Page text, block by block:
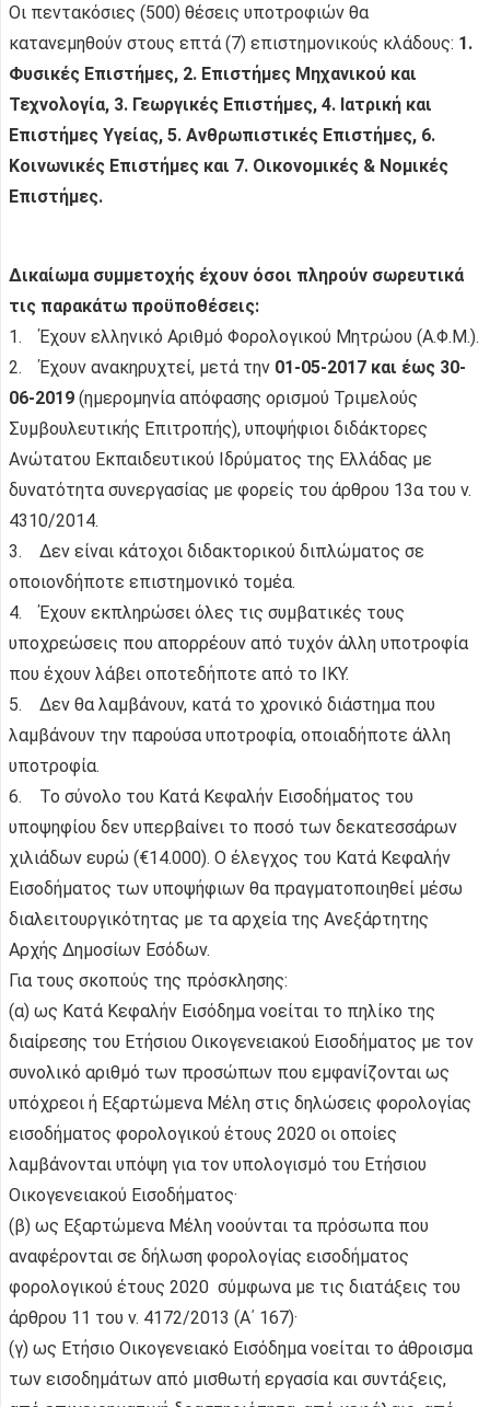
Οι πεντακόσιες (500) θέσεις υποτροφιών θα
κατανεμηθούν στους επτά (7) επιστημονικούς κλάδους: 1.
Φυσικές Επιστήμες, 2. Επιστήμες Μηχανικού και
Τεχνολογία, 3. Γεωργικές Επιστήμες, 4. Ιατρική και
Επιστήμες Υγείας, 5. Ανθρωπιστικές Επιστήμες, 6.
Κοινωνικές Επιστήμες και 7. Οικονομικές & Νομικές
Επιστήμες.
Δικαίωμα συμμετοχής έχουν όσοι πληρούν σωρευτικά
τις παρακάτω προϋποθέσεις:
1. Έχουν ελληνικό Αριθμό Φορολογικού Μητρώου (Α.Φ.Μ.).
2. Έχουν ανακηρυχτεί, μετά την 01-05-2017 και έως 30-
06-2019 (ημερομηνία απόφασης ορισμού Τριμελούς
Συμβουλευτικής Επιτροπής), υποψήφιοι διδάκτορες
Ανώτατου Εκπαιδευτικού Ιδρύματος της Ελλάδας με
δυνατότητα συνεργασίας με φορείς του άρθρου 13α του ν.
4310/2014.
3. Δεν είναι κάτοχοι διδακτορικού διπλώματος σε
οποιονδήποτε επιστημονικό τομέα.
4. Έχουν εκπληρώσει όλες τις συμβατικές τους
υποχρεώσεις που απορρέουν από τυχόν άλλη υποτροφία
που έχουν λάβει οποτεδήποτε από το ΙΚΥ.
5. Δεν θα λαμβάνουν, κατά το χρονικό διάστημα που
λαμβάνουν την παρούσα υποτροφία, οποιαδήποτε άλλη
υποτροφία.
6. Το σύνολο του Κατά Κεφαλήν Εισοδήματος του
υποψηφίου δεν υπερβαίνει το ποσό των δεκατεσσάρων
χιλιάδων ευρώ (€14.000). Ο έλεγχος του Κατά Κεφαλήν
Εισοδήματος των υποψήφιων θα πραγματοποιηθεί μέσω
διαλειτουργικότητας με τα αρχεία της Ανεξάρτητης
Αρχής Δημοσίων Εσόδων.
Για τους σκοπούς της πρόσκλησης:
(α) ως Κατά Κεφαλήν Εισόδημα νοείται το πηλίκο της
διαίρεσης του Ετήσιου Οικογενειακού Εισοδήματος με τον
συνολικό αριθμό των προσώπων που εμφανίζονται ως
υπόχρεοι ή Εξαρτώμενα Μέλη στις δηλώσεις φορολογίας
εισοδήματος φορολογικού έτους 2020 οι οποίες
λαμβάνονται υπόψη για τον υπολογισμό του Ετήσιου
Οικογενειακού Εισοδήματος·
(β) ως Εξαρτώμενα Μέλη νοούνται τα πρόσωπα που
αναφέρονται σε δήλωση φορολογίας εισοδήματος
φορολογικού έτους 2020 σύμφωνα με τις διατάξεις του
άρθρου 11 του ν. 4172/2013 (Α΄ 167)·
(γ) ως Ετήσιο Οικογενειακό Εισόδημα νοείται το άθροισμα
των εισοδημάτων από μισθωτή εργασία και συντάξεις,